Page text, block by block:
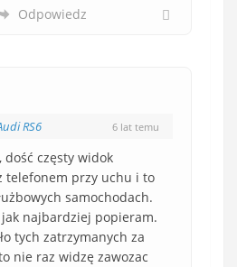
Odpowiedz
RS6 6 lat temu
dość częsty widok
telefonem przy uchu i to
samochodach.
jak najbardziej popieram.
tych zatrzymanych za
nie raz widzę zawozac